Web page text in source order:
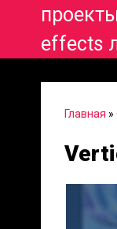
effects
Главная »